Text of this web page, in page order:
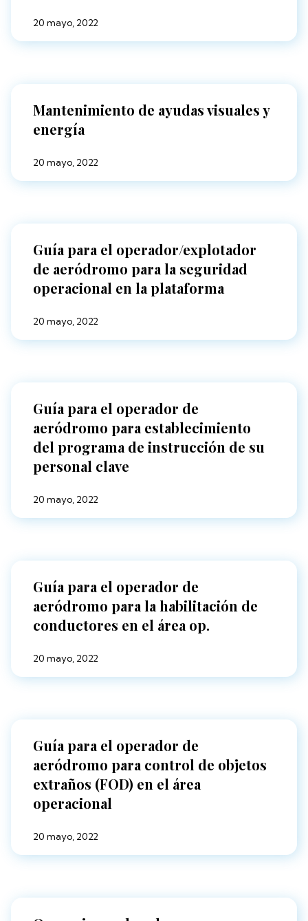
20 mayo, 2022
Mantenimiento de ayudas visuales y
energía
20 mayo, 2022
Guía para el operador/explotador
de aeródromo para la seguridad
operacional en la plataforma
20 mayo, 2022
Guía para el operador de
aeródromo para establecimiento
del programa de instrucción de su
personal clave
20 mayo, 2022
Guía para el operador de
aeródromo para la habilitación de
conductores en el área op.
20 mayo, 2022
Guía para el operador de
aeródromo para control de objetos
extraños (FOD) en el área
operacional
20 mayo, 2022